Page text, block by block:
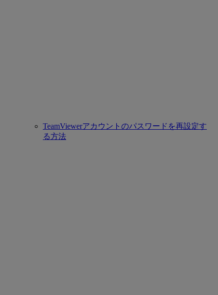
TeamViewerアカウントのパスワードを再設定す
る方法